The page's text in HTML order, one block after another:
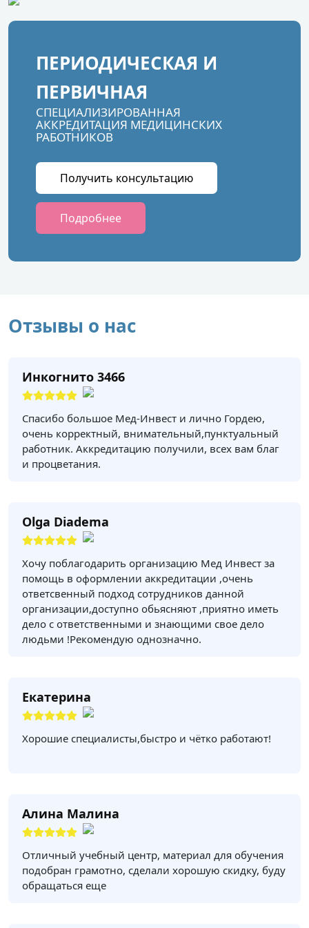
ПЕРИОДИЧЕСКАЯ И
ПЕРВИЧНАЯ
СПЕЦИАЛИЗИРОВАННАЯ
АККРЕДИТАЦИЯ МЕДИЦИНСКИХ
РАБОТНИКОВ
Получить консультацию
Подробнее
Отзывы о нас
Инкогнито 3466
Спасибо большое Мед-Инвест и лично Гордею,
очень корректный, внимательный,пунктуальный
работник. Аккредитацию получили, всех вам благ
и процветания.
Olga Diadema
Хочу поблагодарить организацию Мед Инвест за
помощь в оформлении аккредитации ,очень
ответсвенный подход сотрудников данной
организации,доступно обьясняют ,приятно иметь
дело с ответственными и знающими свое дело
людьми !Рекомендую однозначно.
Екатерина
Хорошие специалисты,быстро и чётко работают!
Алина Малина
Отличный учебный центр, материал для обучения
подобран грамотно, сделали хорошую скидку, буду
обращаться еще